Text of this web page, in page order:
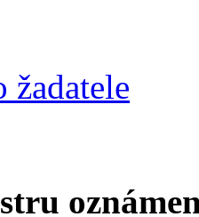
žadatele